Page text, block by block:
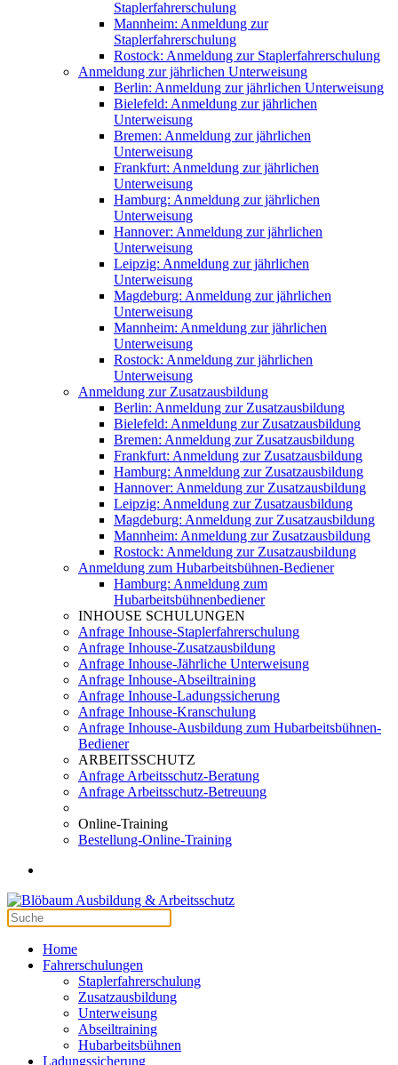
Staplerfahrerschulung
Mannheim: Anmeldung zur
Staplerfahrerschulung
Rostock: Anmeldung zur Staplerfahrerschulung
Anmeldung zur jährlichen Unterweisung
Berlin: Anmeldung zur jährlichen Unterweisung
Bielefeld: Anmeldung zur jährlichen
Unterweisung
Bremen: Anmeldung zur jährlichen
Unterweisung
Frankfurt: Anmeldung zur jährlichen
Unterweisung
Hamburg: Anmeldung zur jährlichen
Unterweisung
Hannover: Anmeldung zur jährlichen
Unterweisung
Leipzig: Anmeldung zur jährlichen
Unterweisung
Magdeburg: Anmeldung zur jährlichen
Unterweisung
Mannheim: Anmeldung zur jährlichen
Unterweisung
Rostock: Anmeldung zur jährlichen
Unterweisung
Anmeldung zur Zusatzausbildung
Berlin: Anmeldung zur Zusatzausbildung
Bielefeld: Anmeldung zur Zusatzausbildung
Bremen: Anmeldung zur Zusatzausbildung
Frankfurt: Anmeldung zur Zusatzausbildung
Hamburg: Anmeldung zur Zusatzausbildung
Hannover: Anmeldung zur Zusatzausbildung
Leipzig: Anmeldung zur Zusatzausbildung
Magdeburg: Anmeldung zur Zusatzausbildung
Mannheim: Anmeldung zur Zusatzausbildung
Rostock: Anmeldung zur Zusatzausbildung
Anmeldung zum Hubarbeitsbühnen-Bediener
Hamburg: Anmeldung zum
Hubarbeitsbühnenbediener
INHOUSE SCHULUNGEN
Anfrage Inhouse-Staplerfahrerschulung
Anfrage Inhouse-Zusatzausbildung
Anfrage Inhouse-Jährliche Unterweisung
Anfrage Inhouse-Abseiltraining
Anfrage Inhouse-Ladungssicherung
Anfrage Inhouse-Kranschulung
Anfrage Inhouse-Ausbildung zum Hubarbeitsbühnen-
Bediener
ARBEITSSCHUTZ
Anfrage Arbeitsschutz-Beratung
Anfrage Arbeitsschutz-Betreuung
Online-Training
Bestellung-Online-Training
Home
Fahrerschulungen
Staplerfahrerschulung
Zusatzausbildung
Unterweisung
Abseiltraining
Hubarbeitsbühnen
Ladungssicherung